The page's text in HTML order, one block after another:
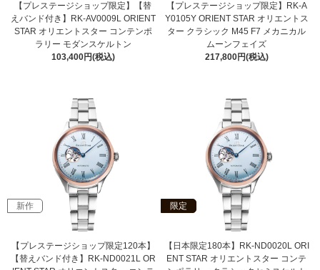
【プレステージショップ限定】【替
えバンド付き】RK-AV0009L ORIENT
STAR オリエントスター コンテンポ
ラリー モダンスケルトン
103,400円(税込)
【プレステージショップ限定】RK-A
Y0105Y ORIENT STAR オリエントス
ター クラシック M45 F7 メカニカル
ムーンフェイズ
217,800円(税込)
新作
【プレステージショップ限定120本】
【替えバンド付き】RK-ND0021L OR
限定
【日本限定180本】RK-ND0020L ORI
ENT STAR オリエントスター コンテ